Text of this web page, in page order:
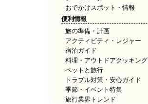
おでかけスポット・情報
便利情報
旅の準備・計画
アクティビティ・レジャー
宿泊ガイド
料理・アウトドアクッキング
ペットと旅行
トラブル対策・安心ガイド
季節・イベント特集
旅行業界トレンド